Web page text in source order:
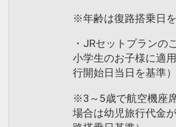
※年齢は復路搭乗日を
・JRセットプランの
小学生のお子様に適
行開始日当日を基準）
※3～5歳で航空機座
場合は幼児旅行代金